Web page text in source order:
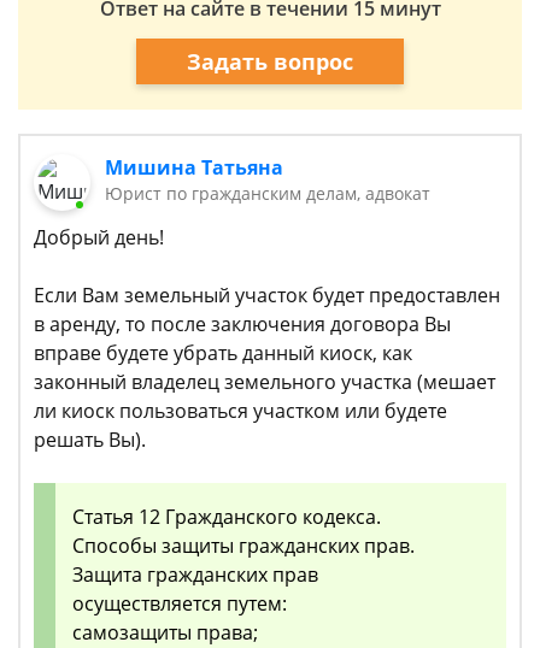
Ответ на сайте в течении 15 минут
Задать вопрос
Мишина Татьяна
Юрист по гражданским делам, адвокат
Добрый день!
Если Вам земельный участок будет предоставлен
в аренду, то после заключения договора Вы
вправе будете убрать данный киоск, как
законный владелец земельного участка (мешает
ли киоск пользоваться участком или будете
решать Вы).
Статья 12 Гражданского кодекса.
Способы защиты гражданских прав.
Защита гражданских прав
осуществляется путем:
самозащиты права;